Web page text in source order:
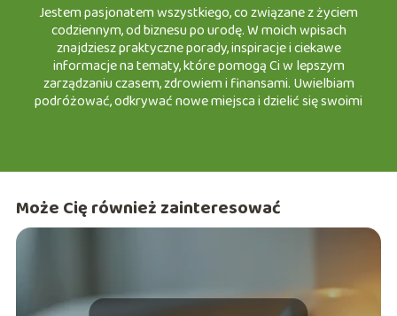
Jestem pasjonatem wszystkiego, co związane z życiem
codziennym, od biznesu po urodę. W moich wpisach
znajdziesz praktyczne porady, inspiracje i ciekawe
informacje na tematy, które pomogą Ci w lepszym
zarządzaniu czasem, zdrowiem i finansami. Uwielbiam
podróżować, odkrywać nowe miejsca i dzielić się swoimi
coś dla siebie!
Może Cię również zainteresować